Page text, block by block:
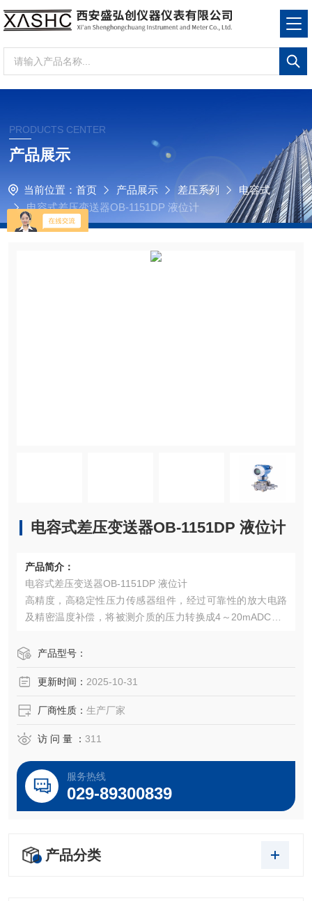
PRODUCTS CENTER
产品展示
当前位置： 首页 产品展示 差压系列
电容式
电容式差压变送器OB-1151DP 液位计
电容式差压变送器OB-1151DP 液位计
产品简介：
电容式差压变送器OB-1151DP 液位计
高精度，高稳定性压力传感器组件，经过可靠性的放大电路
及精密温度补偿，将被测介质的压力转换成4～20mADC、0
感器、封装技术以及*的装配工艺确保了该产品的优异质量和
产品型号：
更新时间： 2025-10-31
厂商性质： 生产厂家
访 问 量 ： 311
服务热线
029-89300839
产品分类